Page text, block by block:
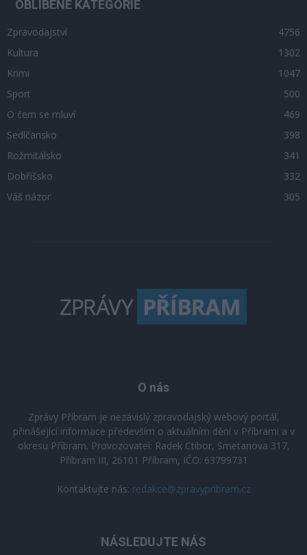
OBLÍBENÉ KATEGORIE
Zpravodajství
4756
Kultura
1302
Krimi
1047
Sport
500
O čem se mluví
469
Sedlčansko
398
Rožmitálsko
341
Dobříšsko
332
Váš názor
305
O nás
Zprávy Příbram je nezávislý zpravodajský webový portál,
přinášející informace především o aktuálním dění v Příbrami a v
okresu Příbram. Provozovatel: Radek Ctibor, Smetanova 317,
Příbram III, 26101 Příbram, IČO: 63799731
Kontaktujte nás: redakce@zpravypribram.cz
NÁSLEDUJTE NÁS